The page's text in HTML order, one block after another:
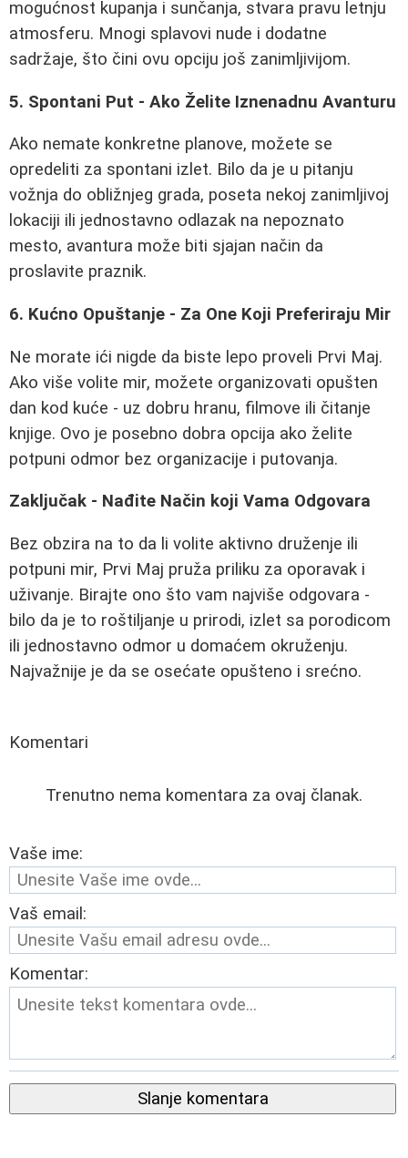
mogućnost kupanja i sunčanja, stvara pravu letnju
atmosferu. Mnogi splavovi nude i dodatne
sadržaje, što čini ovu opciju još zanimljivijom.
5. Spontani Put - Ako Želite Iznenadnu Avanturu
Ako nemate konkretne planove, možete se
opredeliti za spontani izlet. Bilo da je u pitanju
vožnja do obližnjeg grada, poseta nekoj zanimljivoj
lokaciji ili jednostavno odlazak na nepoznato
mesto, avantura može biti sjajan način da
proslavite praznik.
6. Kućno Opuštanje - Za One Koji Preferiraju Mir
Ne morate ići nigde da biste lepo proveli Prvi Maj.
Ako više volite mir, možete organizovati opušten
dan kod kuće - uz dobru hranu, filmove ili čitanje
knjige. Ovo je posebno dobra opcija ako želite
potpuni odmor bez organizacije i putovanja.
Zaključak - Nađite Način koji Vama Odgovara
Bez obzira na to da li volite aktivno druženje ili
potpuni mir, Prvi Maj pruža priliku za oporavak i
uživanje. Birajte ono što vam najviše odgovara -
bilo da je to roštiljanje u prirodi, izlet sa porodicom
ili jednostavno odmor u domaćem okruženju.
Najvažnije je da se osećate opušteno i srećno.
Komentari
Trenutno nema komentara za ovaj članak.
Vaše ime:
Vaš email:
Komentar:
Slanje komentara